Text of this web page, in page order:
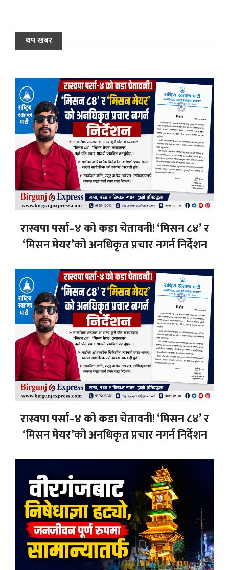
थप खबर
रास्वपा पर्सा–४ को कडा चेतावनी! ‘मिसन ८४’ र
‘मिसन मेयर’को अनधिकृत प्रचार नगर्न निर्देशन
रास्वपा पर्सा–४ को कडा चेतावनी! ‘मिसन ८४’ र
‘मिसन मेयर’को अनधिकृत प्रचार नगर्न निर्देशन